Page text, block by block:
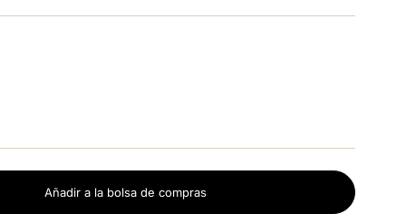
Añadir a la bolsa de compras